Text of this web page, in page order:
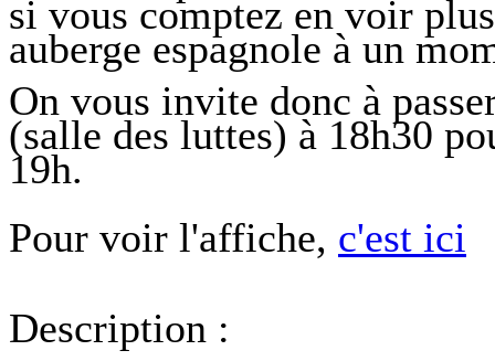
si vous comptez en voir
auberge espagnole à un
On vous invite donc à
(salle des luttes) à 18h30
19h.
Pour voir l'affiche, c'est ici
Description :